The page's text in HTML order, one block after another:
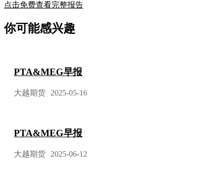
点击免费查看完整报告
你可能感兴趣
PTA&MEG早报
大越期货 2025-05-16
PTA&MEG早报
大越期货 2025-06-12